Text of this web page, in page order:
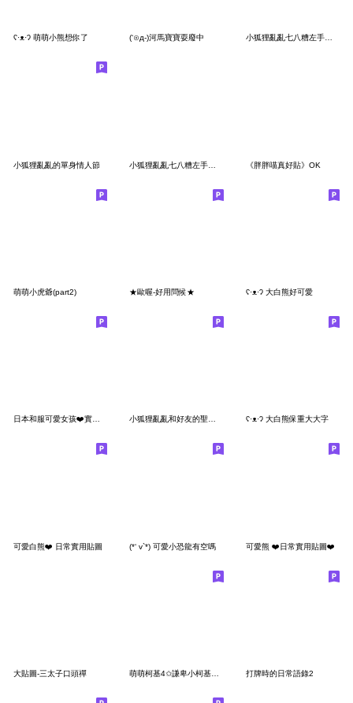
ʕ·ᴥ·ʔ 萌萌小熊想你了 (‘⊙д-)河馬寶寶耍廢中 小狐狸亂亂七八糟左手版(中文)
小狐狸亂亂的單身情人節 《胖胖喵真好貼》OK
萌萌小虎爺(part2) ★歐喔-好用問候★ ʕ·ᴥ·ʔ 大白熊好可愛
日本和服可愛女孩❤️實用問候 小狐狸亂亂和好友的聖誕節 (中文) ʕ·ᴥ·ʔ 大白熊保重大大字
可愛白熊❤️ 日常實用貼圖 (*‘ v`*) 可愛小恐龍有空嗎 可愛熊 ❤️日常實用貼圖❤️
大貼圖-三太子口頭禪 打牌時的日常語錄2